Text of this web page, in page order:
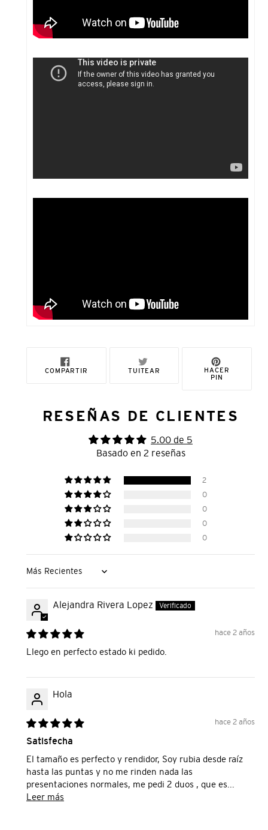
COMPARTIR COMPARTIRTUITEAR
HACER
PIN
RESEÑAS DE CLIENTES
5.00 de 5
Basado en 2 reseñas
2
0
0
0
0
Sort by
Alejandra Rivera Lopez
hace 2 años
Llego en perfecto estado ki pedido.
Hola
hace 2 años
Satisfecha
El tamaño es perfecto y rendidor, Soy rubia desde raíz
hasta las puntas y no me rinden nada las
presentaciones normales, me pedi 2 duos , que es...
Leer más